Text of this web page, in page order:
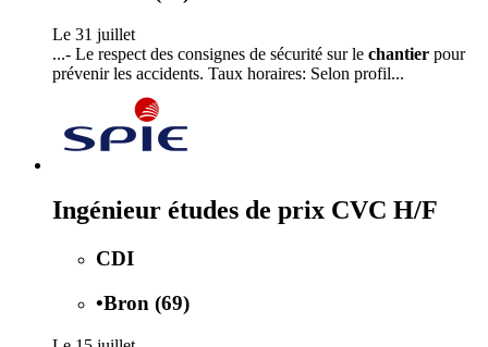
Le 31 juillet
...- Le respect des consignes de sécurité sur le chantier pour
prévenir les accidents. Taux horaires: Selon profil...
Ingénieur études de prix CVC H/F
CDI
•Bron (69)